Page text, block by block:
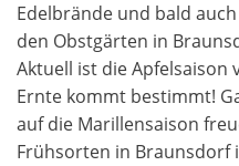
Edelbrände und bald
den Obstgärten in
Aktuell ist die Apfelsaison
Ernte kommt bestimmt!
auf die Marillensaison
Frühsorten in Braunsdorf